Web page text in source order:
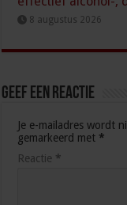
8 augustus 2026
Geef een reactie
Je e-mailadres wordt
gemarkeerd met *
Reactie *